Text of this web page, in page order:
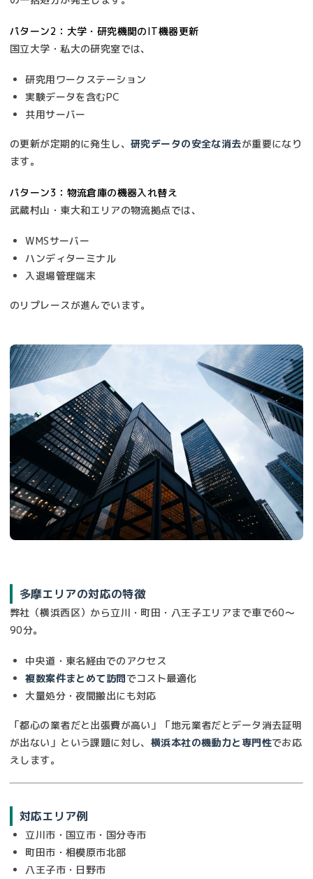
パターン2：大学・研究機関のIT機器更新
国立大学・私大の研究室では、
研究用ワークステーション
実験データを含むPC
共用サーバー
の更新が定期的に発生し、研究データの安全な消去が重要になり
ます。
パターン3：物流倉庫の機器入れ替え
武蔵村山・東大和エリアの物流拠点では、
WMSサーバー
ハンディターミナル
入退場管理端末
のリプレースが進んでいます。
多摩エリアの対応の特徴
弊社（横浜西区）から立川・町田・八王子エリアまで車で60〜
90分。
中央道・東名経由でのアクセス
複数案件まとめて訪問でコスト最適化
大量処分・夜間搬出にも対応
「都心の業者だと出張費が高い」「地元業者だとデータ消去証明
が出ない」という課題に対し、 横浜本社の機動力と専門性でお応
えします。
対応エリア例
立川市・国立市・国分寺市
町田市・相模原市北部
八王子市・日野市